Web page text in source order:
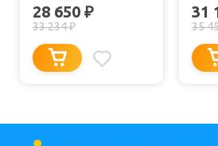
28 650 ₽
33 234₽
31
35